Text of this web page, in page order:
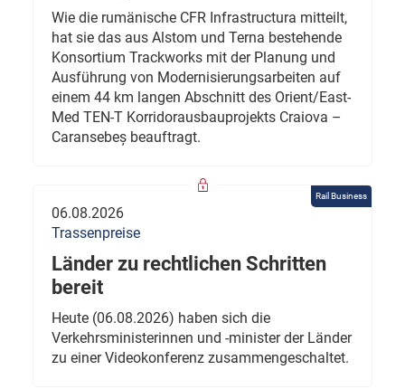
Wie die rumänische CFR Infrastructura mitteilt,
hat sie das aus Alstom und Terna bestehende
Konsortium Trackworks mit der Planung und
Ausführung von Modernisierungsarbeiten auf
einem 44 km langen Abschnitt des Orient/East-
Med TEN-T Korridorausbauprojekts Craiova –
Caransebeș beauftragt.
Rail Business
06.08.2026
Trassenpreise
Länder zu rechtlichen Schritten
bereit
Heute (06.08.2026) haben sich die
Verkehrsministerinnen und -minister der Länder
zu einer Videokonferenz zusammengeschaltet.